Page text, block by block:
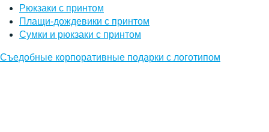
Рюкзаки с принтом
Плащи-дождевики с принтом
Сумки и рюкзаки с принтом
Съедобные корпоративные подарки с логотипом